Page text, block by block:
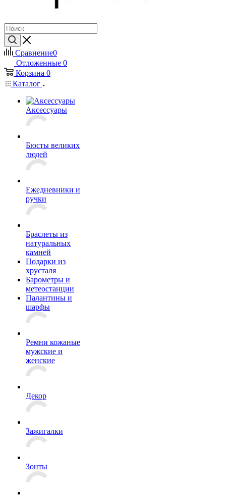
Сравнение0
Отложенные 0
Корзина 0
Каталог
Аксессуары
Бюсты великих
людей
Ежедневники и
ручки
Браслеты из
натуральных
камней
Подарки из
хрусталя
Барометры и
метеостанции
Палантины и
шарфы
Ремни кожаные
мужские и
женские
Декор
Зажигалки
Зонты